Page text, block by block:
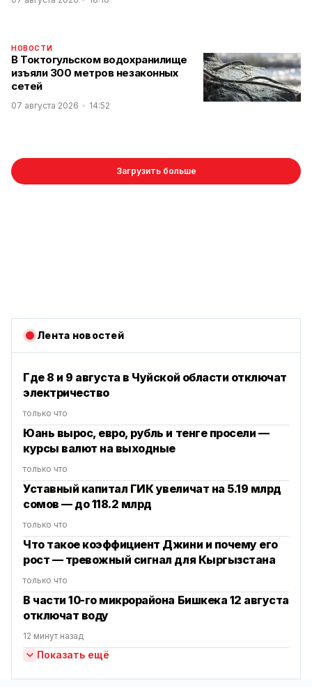
НОВОСТИ
В Токтогульском водохранилище
изъяли 300 метров незаконных
сетей
07 августа 2026 14:52
Загрузить больше
Лента новостей
Где 8 и 9 августа в Чуйской области отключат
электричество
только что
Юань вырос, евро, рубль и тенге просели —
курсы валют на выходные
только что
Уставный капитал ГИК увеличат на 5.19 млрд
сомов — до 118.2 млрд
только что
Что такое коэффициент Джини и почему его
рост — тревожный сигнал для Кыргызстана
только что
В части 10-го микрорайона Бишкека 12 августа
отключат воду
12 минут назад
Показать ещё